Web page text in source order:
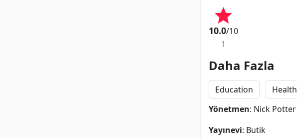
10.0/10
1
Daha Fazla
Education
Health
Yönetmen: Nick Potter
Yayınevi: Butik